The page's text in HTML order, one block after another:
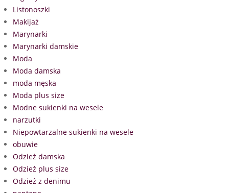
Listonoszki
Makijaż
Marynarki
Marynarki damskie
Moda
Moda damska
moda męska
Moda plus size
Modne sukienki na wesele
narzutki
Niepowtarzalne sukienki na wesele
obuwie
Odzież damska
Odzież plus size
Odzież z denimu